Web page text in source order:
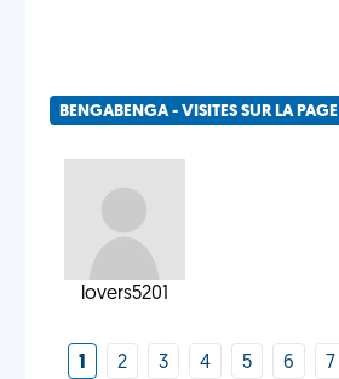
BENGABENGA - VISITES SUR LA PAGE
lovers5201
1 2 3 4 5 6 7